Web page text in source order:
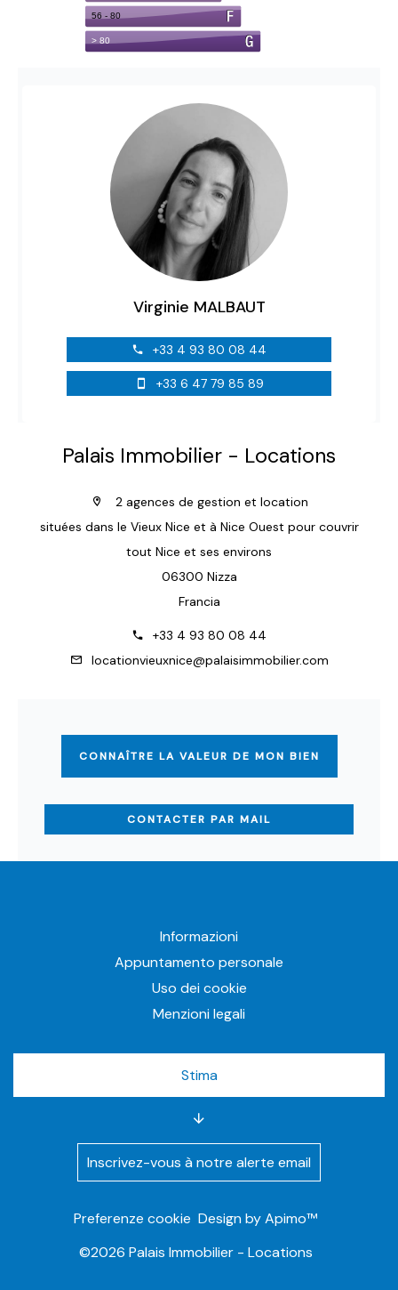
Virginie MALBAUT
+33 4 93 80 08 44
+33 6 47 79 85 89
Palais Immobilier - Locations
2 agences de gestion et location
situées dans le Vieux Nice et à Nice Ouest pour couvrir
tout Nice et ses environs
06300 Nizza
Francia
+33 4 93 80 08 44
locationvieuxnice@palaisimmobilier.com
CONNAÎTRE LA VALEUR DE MON BIEN
CONTACTER PAR MAIL
Informazioni
Appuntamento personale
Uso dei cookie
Menzioni legali
Stima
Inscrivez-vous à notre alerte email
Preferenze cookie Design byApimo™
©2026 Palais Immobilier - Locations